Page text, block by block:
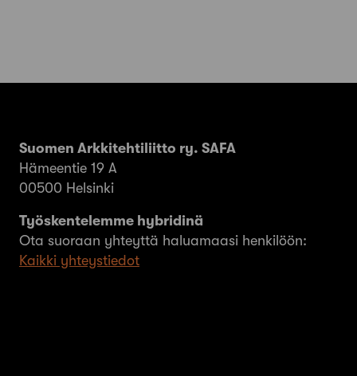
Suomen Arkkitehtiliitto ry. SAFA
Hämeentie 19 A
00500 Helsinki
Työskentelemme hybridinä
Ota suoraan yhteyttä haluamaasi henkilöön:
Kaikki yhteystiedot